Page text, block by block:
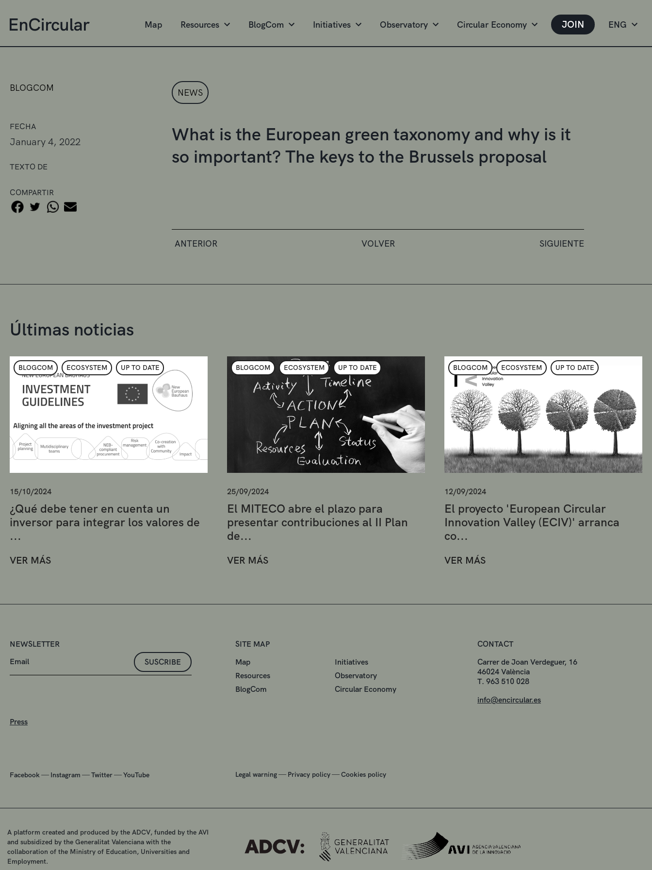
Map Resources BlogCom Initiatives Observatory Circular Economy JOIN ENG
BLOGCOM
FECHA
January 4, 2022
TEXTO DE
COMPARTIR
NEWS
What is the European green taxonomy and why is it
so important? The keys to the Brussels proposal
ANTERIOR VOLVER SIGUIENTE
Últimas noticias
BLOGCOM ECOSYSTEM UP TO DATE
15/10/2024
¿Qué debe tener en cuenta un
inversor para integrar los valores de
...
VER MÁS
BLOGCOM ECOSYSTEM UP TO DATE
25/09/2024
El MITECO abre el plazo para
presentar contribuciones al II Plan
de...
VER MÁS
BLOGCOM ECOSYSTEM UP TO DATE
12/09/2024
El proyecto 'European Circular
Innovation Valley (ECIV)' arranca
co...
VER MÁS
NEWSLETTER
SUSCRIBE
Press
Facebook — Instagram —Twitter—YouTube
SITE MAP
Map
Initiatives
Resources
Observatory
BlogCom
Circular Economy
Legal warning— Privacy policy—Cookies policy
CONTACT
Carrer de Joan Verdeguer, 16
46024 València
T. 963 510 028
info@encircular.es
A platform created and produced by the ADCV, funded by the AVI
and subsidized by the Generalitat Valenciana with the
collaboration of the Ministry of Education, Universities and
Employment.